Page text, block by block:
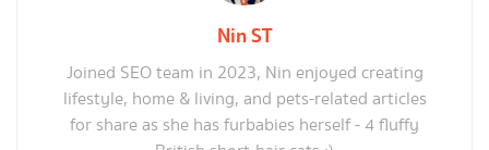
Nin ST
Joined SEO team in 2023, Nin enjoyed creating
lifestyle, home & living, and pets-related articles
for share as she has furbabies herself - 4 fluffy